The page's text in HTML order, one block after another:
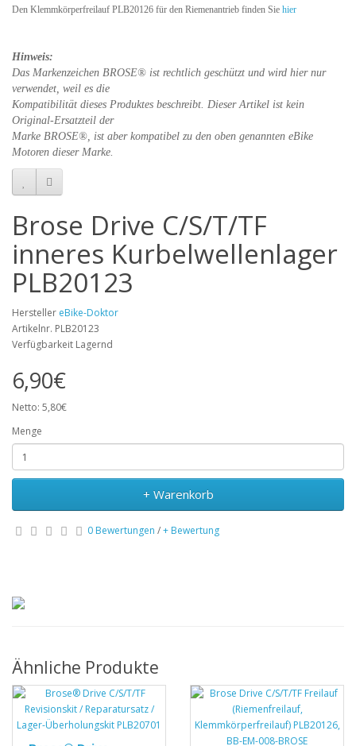
Den Klemmkörperfreilauf PLB20126 für den Riemenantrieb finden Sie hier
Hinweis:
Das Markenzeichen BROSE® ist rechtlich geschützt und wird hier nur
verwendet, weil es die
Kompatibilität dieses Produktes beschreibt. Dieser Artikel ist kein
Original-Ersatzteil der
Marke BROSE®, ist aber kompatibel zu den oben genannten eBike
Motoren dieser Marke.
Brose Drive C/S/T/TF
inneres Kurbelwellenlager
PLB20123
Hersteller eBike-Doktor
Artikelnr. PLB20123
Verfügbarkeit Lagernd
6,90€
Netto: 5,80€
Menge
+ Warenkorb
0 Bewertungen /+ Bewertung
Ähnliche Produkte